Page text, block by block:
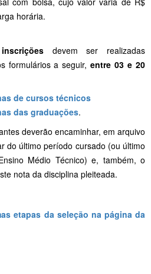
horária.
inscriçõesdevem ser realizadas
formulários a seguir,entre 03 e 20
de cursos técnicos
das graduações.
deverão encaminhar, em arquivo
do último período cursado (ou último
Médio Técnico) e, também, o
nota da disciplina pleiteada.
etapas da seleção na página da